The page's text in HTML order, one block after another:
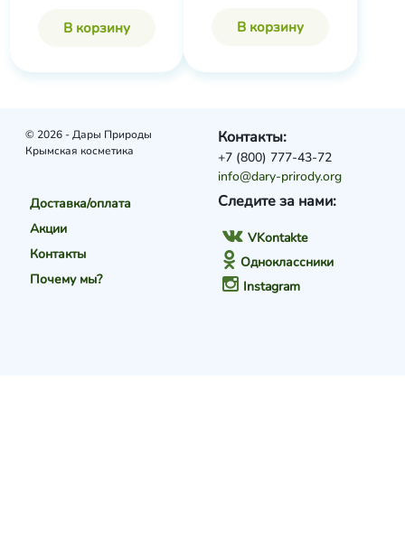
В корзину В корзину
© 2026 - Дары Природы
Крымская косметика
Доставка/оплата
Акции
Контакты
Почему мы?
Следите за нами:
VKontakte
Одноклассники
Instagram
Контакты:
+7 (800) 777-43-72
info@dary-prirody.org